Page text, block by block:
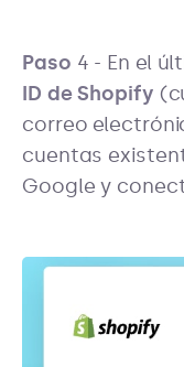
Paso 4 - En el
ID de Shopify
correo
cuentas
Google y